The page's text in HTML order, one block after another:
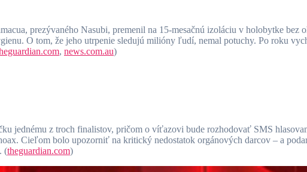
prezývaného Nasubi, premenil na 15-mesačnú izoláciu v holobytke bez
O tom, že jeho utrpenie sledujú milióny ľudí, nemal potuchy. Po roku
, news.com.au)
jednému z troch finalistov, pričom o víťazovi bude rozhodovať SMS
Cieľom bolo upozorniť na kritický nedostatok orgánových darcov – a
(theguardian.com)